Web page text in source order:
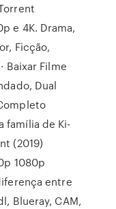
e 4K. Drama,
Ficção,
Baixar Filme
Dual
família de Ki-
(2019)
1080p
entre
Blueray, CAM,